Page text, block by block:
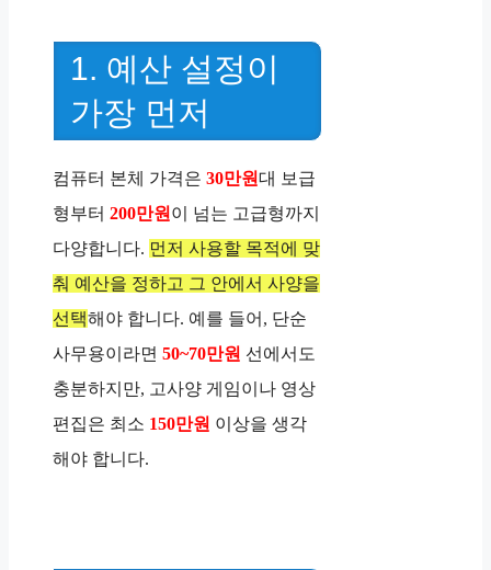
1. 예산 설정이
가장 먼저
컴퓨터 본체 가격은 30만원대 보급
형부터 200만원 이 넘는 고급형까지
다양합니다. 먼저 사용할 목적에 맞
춰 예산을 정하고 그 안에서 사양을
선택해야 합니다. 예를 들어, 단순
사무용이라면 50~70만원 선에서도
충분하지만, 고사양 게임이나 영상
편집은 최소 150만원 이상을 생각
해야 합니다.